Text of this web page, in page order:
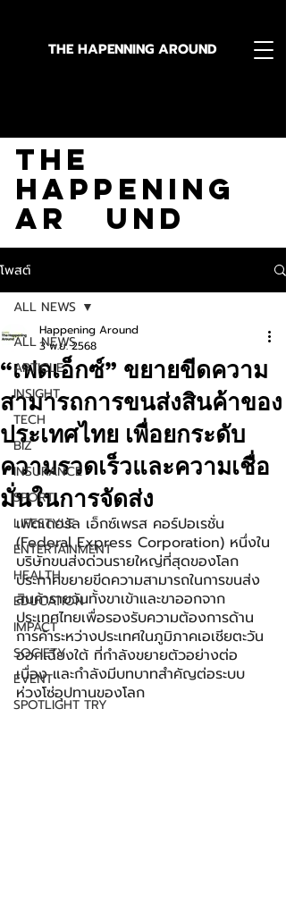
THE HAPENNING AROUND
The
Happening
Ar und
โพสต์
ALL NEWS
ARTICLE
INSIGHT
TECH
BIZ
INSURANCE
SPORT
LIFESTYLE
ENTERTAINMENT
HEALTH
EDUCATION
IMPACT
SOCIETY
EVENT
SPOTLIGHT TRY
ALL NEWS
“เฟดเอ็กซ์” ขยายขีดความ
สามารถการขนส่งสินค้าของ
ประเทศไทย เพื่อยกระดับ
ความรวดเร็วและความเชื่อ
มั่นในการจัดส่ง
Happening Around
3 พ.ย. 2568
เฟดเดอรัล เอ็กซ์เพรส คอร์ปอเรชั่น
(Federal Express Corporation) หนึ่งใน
บริษัทขนส่งด่วนรายใหญ่ที่สุดของโลก
ประกาศขยายขีดความสามารถในการขนส่ง
สินค้ารายวันทั้งขาเข้าและขาออกจาก
ประเทศไทยเพื่อรองรับความต้องการด้าน
การค้าระหว่างประเทศในภูมิภาคเอเชียตะวัน
ออกเฉียงใต้ ที่กำลังขยายตัวอย่างต่อ
เนื่อง และกำลังมีบทบาทสำคัญต่อระบบ
ห่วงโซ่อุปทานของโลก